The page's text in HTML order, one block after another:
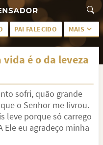
PAI FALECIDO MAIS
PALAVRAS
DESCANSE EM PAZ
PÊSAMES PARA AMIGO
FIM DE NAMORO
é o da leveza
sofri, quão grande
o Senhor me livrou.
leve porque só carrego
Ele eu agradeço minha